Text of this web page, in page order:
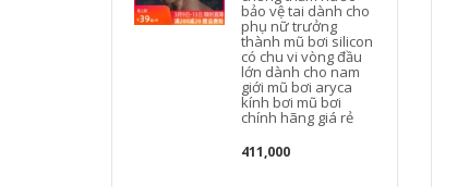
bảo vệ tai dành cho
phụ nữ trưởng
thành mũ bơi silicon
có chu vi vòng đầu
lớn dành cho nam
giới mũ bơi aryca
kính bơi mũ bơi
chính hãng giá rẻ
411,000